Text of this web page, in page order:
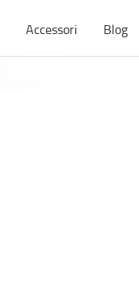
Accessori Blog